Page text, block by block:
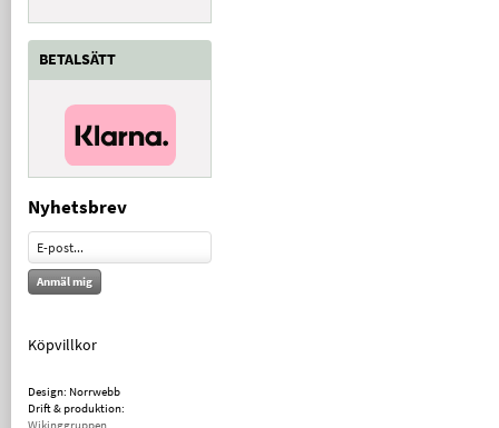
BETALSÄTT
Nyhetsbrev
Anmäl mig
Köpvillkor
Design: Norrwebb
Drift & produktion:
Wikinggruppen